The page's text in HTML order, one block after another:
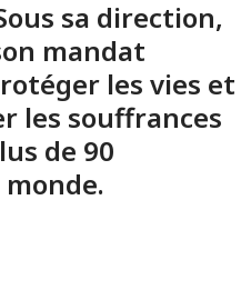
sa direction,
mandat
les vies et
les souffrances
de 90